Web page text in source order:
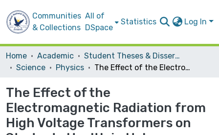
Communities
& Collections
All of
DSpace
Statistics Log In
Home Academic
Student Theses & Dissertations
Science
Physics The Effect of the Electromagnetic Radiation from High Voltage Transformers on Students Health in Hebron District
The Effect of the
Electromagnetic Radiation from
High Voltage Transformers on